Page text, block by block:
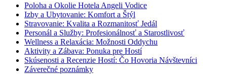
Poloha a Okolie Hotela Angeli Vodice
Izby a Ubytovanie: Komfort a Štýl
Stravovanie: Kvalita a Rozmanitosť Jedál
Personál a Služby: Profesionálnosť a Starostlivosť
Wellness a Relaxácia: Možnosti Oddychu
Aktivity a Zábava: Ponuka pre Hostí
Skúsenosti a Recenzie Hostí: Čo Hovoria Návštevníci
Záverečné poznámky